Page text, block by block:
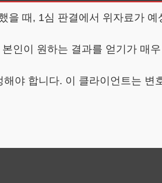
때, 1심 판결에서 위자료가
인이 원하는 결과를 얻기가 매
야 합니다. 이 클라이언트는 변